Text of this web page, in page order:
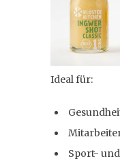
Ideal für:
Sport-